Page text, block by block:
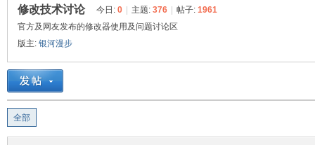
修改技术讨论 今日: 0 主题: 376 帖子: 1961
官方及网友发布的修改器使用及问题讨论区
版主: 银河漫步
全部